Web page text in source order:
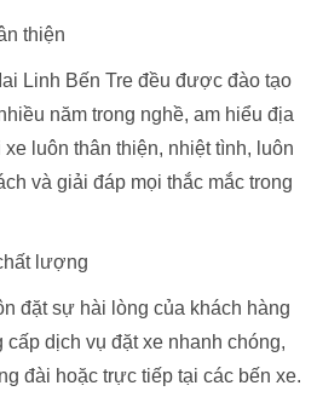
thiện
Linh Bến Tre đều được đào tạo
năm trong nghề, am hiểu địa
luôn thân thiện, nhiệt tình, luôn
và giải đáp mọi thắc mắc trong
lượng
đặt sự hài lòng của khách hàng
cấp dịch vụ đặt xe nhanh chóng,
đài hoặc trực tiếp tại các bến xe.